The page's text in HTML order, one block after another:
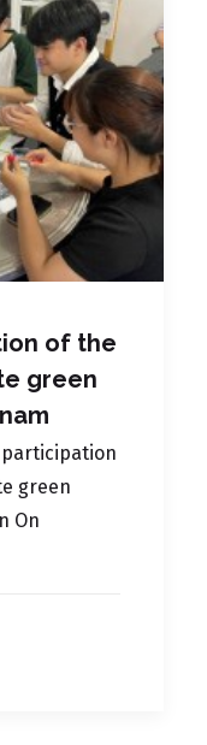
of the
green
participation
green
On